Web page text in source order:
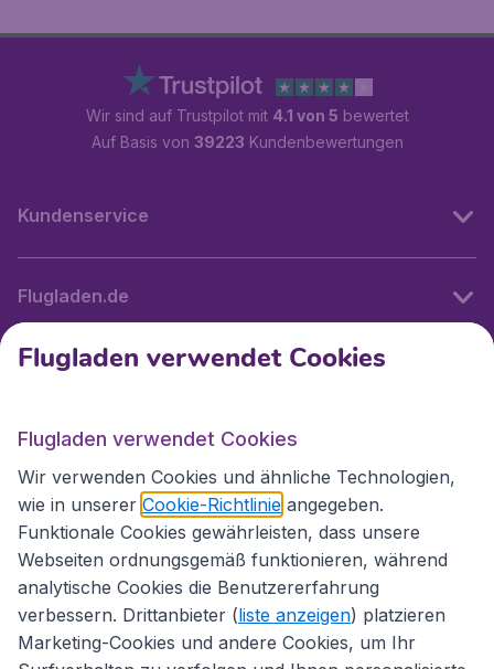
Wir sind auf Trustpilot mit 4.1 von 5 bewertet
Auf Basis von 39223 Kundenbewertungen
Kundenservice
Flugladen.de
Internationale Webseiten
Folgen Sie uns:
Flugladen verwendet Cookies
Flugladen verwendet Cookies
Wir verwenden Cookies und ähnliche Technologien,
wie in unserer Cookie-Richtlinie angegeben.
Funktionale Cookies gewährleisten, dass unsere
Webseiten ordnungsgemäß funktionieren, während
analytische Cookies die Benutzererfahrung
verbessern. Drittanbieter (liste anzeigen) platzieren
Marketing-Cookies und andere Cookies, um Ihr